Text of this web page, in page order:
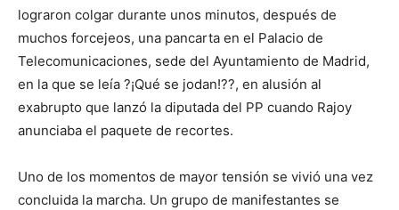
lograron colgar durante unos minutos, después de
muchos forcejeos, una pancarta en el Palacio de
Telecomunicaciones, sede del Ayuntamiento de Madrid,
en la que se leía ?¡Qué se jodan!??, en alusión al
exabrupto que lanzó la diputada del PP cuando Rajoy
anunciaba el paquete de recortes.
Uno de los momentos de mayor tensión se vivió una vez
concluida la marcha. Un grupo de manifestantes se